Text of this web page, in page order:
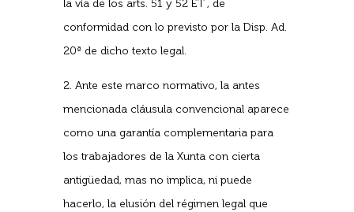
la vía de los arts. 51 y 52 ET , de
conformidad con lo previsto por la Disp. Ad.
20ª de dicho texto legal.
2. Ante este marco normativo, la antes
mencionada cláusula convencional aparece
como una garantía complementaria para
los trabajadores de la Xunta con cierta
antigüedad, mas no implica, ni puede
hacerlo, la elusión del régimen legal que